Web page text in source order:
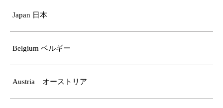
Japan 日本
Belgium ベルギー
Austria オーストリア